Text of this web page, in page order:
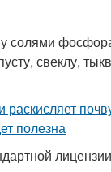
солями
свеклу,